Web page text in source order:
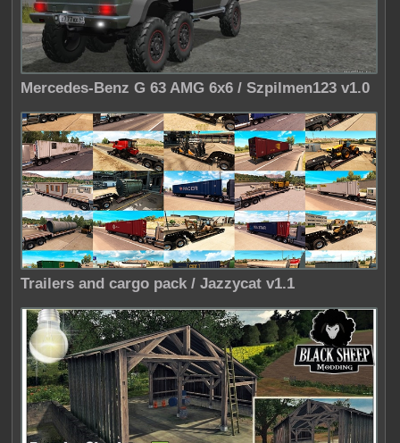
Mercedes-Benz G 63 AMG 6x6 / Szpilmen123 v1.0
Trailers and cargo pack / Jazzycat v1.1